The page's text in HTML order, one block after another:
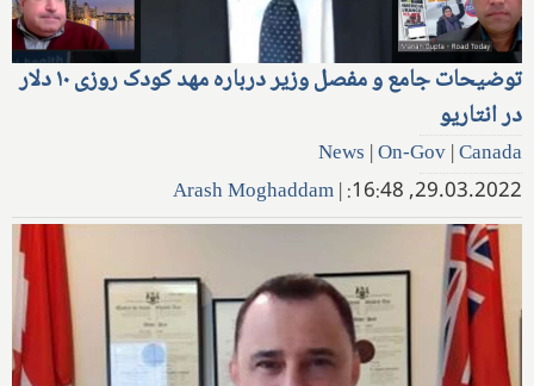
توضیحات جامع و مفصل وزیر درباره مهد کودک روزی ۱۰ دلار
در انتاریو
News |On-Gov|Canada
29.03.2022, 16:48:
|
Arash Moghaddam